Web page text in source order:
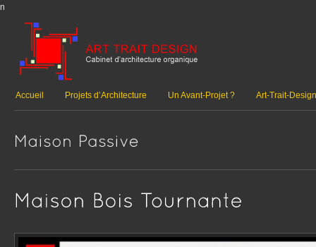
n
Accueil Projets d’Architecture Un Avant-Projet ? Art-Trait-Design